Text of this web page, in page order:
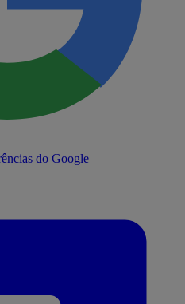
do Google